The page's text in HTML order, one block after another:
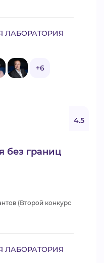
ЛАБОРАТОРИЯ
+6
без границ
4.5
(Второй конкурс
ЛАБОРАТОРИЯ